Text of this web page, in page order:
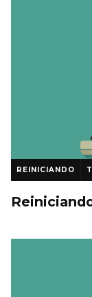
REINICIANDO